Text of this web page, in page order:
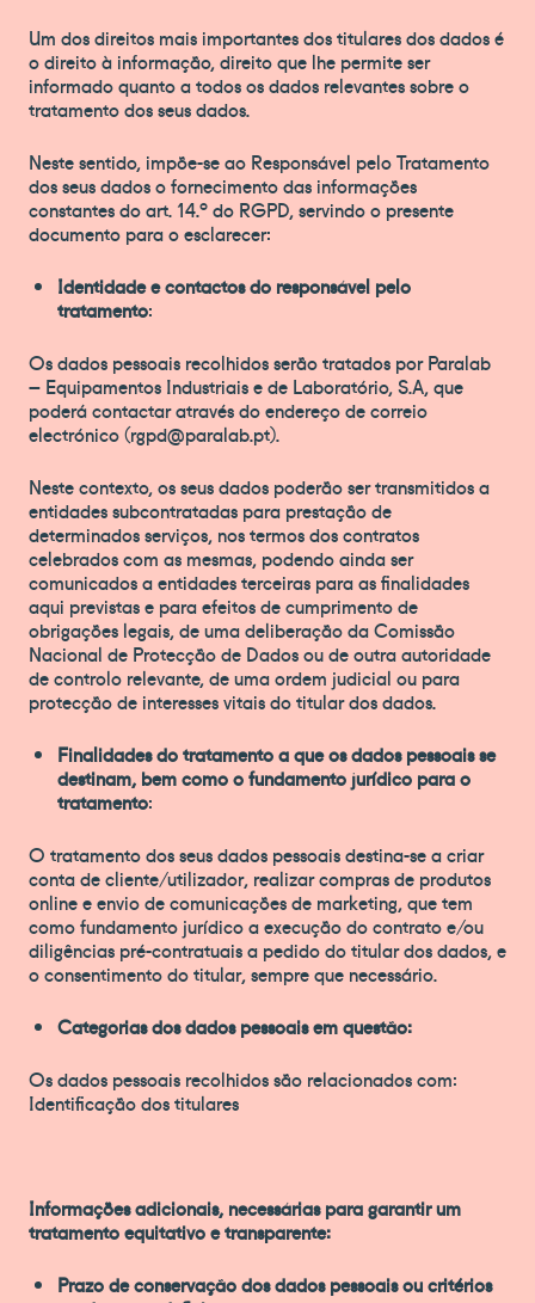
Um dos direitos mais importantes dos titulares dos dados é
o direito à informação, direito que lhe permite ser
informado quanto a todos os dados relevantes sobre o
tratamento dos seus dados.
Neste sentido, impõe-se ao Responsável pelo Tratamento
dos seus dados o fornecimento das informações
constantes do art. 14.º do RGPD, servindo o presente
documento para o esclarecer:
Identidade e contactos do responsável pelo
tratamento:
Os dados pessoais recolhidos serão tratados por Paralab
– Equipamentos Industriais e de Laboratório, S.A, que
poderá contactar através do endereço de correio
electrónico (rgpd@paralab.pt).
Neste contexto, os seus dados poderão ser transmitidos a
entidades subcontratadas para prestação de
determinados serviços, nos termos dos contratos
celebrados com as mesmas, podendo ainda ser
comunicados a entidades terceiras para as finalidades
aqui previstas e para efeitos de cumprimento de
obrigações legais, de uma deliberação da Comissão
Nacional de Protecção de Dados ou de outra autoridade
de controlo relevante, de uma ordem judicial ou para
protecção de interesses vitais do titular dos dados.
Finalidades do tratamento a que os dados pessoais se
destinam, bem como o fundamento jurídico para o
tratamento:
O tratamento dos seus dados pessoais destina-se a criar
conta de cliente/utilizador, realizar compras de produtos
online e envio de comunicações de marketing, que tem
como fundamento jurídico a execução do contrato e/ou
diligências pré-contratuais a pedido do titular dos dados, e
o consentimento do titular, sempre que necessário.
Categorias dos dados pessoais em questão:
Os dados pessoais recolhidos são relacionados com:
Identificação dos titulares
Informações adicionais, necessárias para garantir um
tratamento equitativo e transparente:
Prazo de conservação dos dados pessoais ou critérios